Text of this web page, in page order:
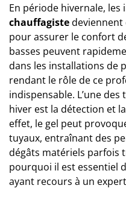
En période hivernale, les
chauffagistedeviennent
pour assurer le confort
basses peuvent
dans les installations de
rendant le rôle de ce
indispensable. L’une
hiver est la détection et
effet, le gel peut
tuyaux, entraînant des
dégâts matériels parfois
pourquoi il est essentiel
ayant recours à un